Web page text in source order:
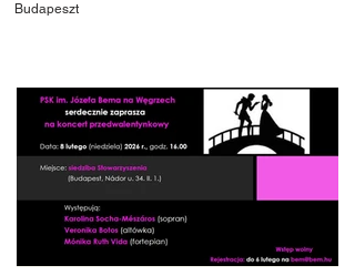
Budapeszt